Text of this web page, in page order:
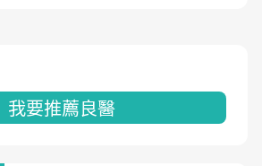
我要推薦良醫